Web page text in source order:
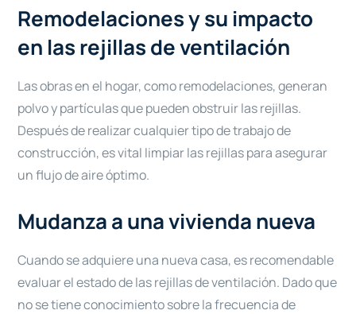
Remodelaciones y su impacto
en las rejillas de ventilación
Las obras en el hogar, como remodelaciones, generan
polvo y partículas que pueden obstruir las rejillas.
Después de realizar cualquier tipo de trabajo de
construcción, es vital limpiar las rejillas para asegurar
un flujo de aire óptimo.
Mudanza a una vivienda nueva
Cuando se adquiere una nueva casa, es recomendable
evaluar el estado de las rejillas de ventilación. Dado que
no se tiene conocimiento sobre la frecuencia de